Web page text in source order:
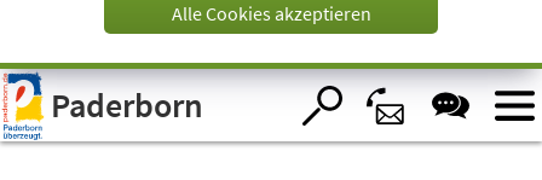
Visuelle
Assistenzsoftware
öffnen.
Alle Cookies akzeptieren
Paderborn